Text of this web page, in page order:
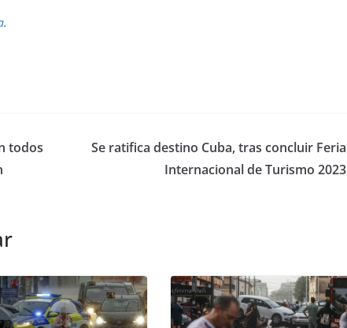
.
todos
Se ratifica destino Cuba, tras concluir Feria
Internacional de Turismo 2023